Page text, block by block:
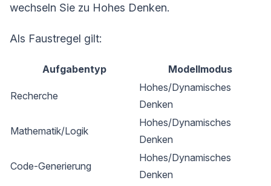
wechseln Sie zu Hohes Denken.
Als Faustregel gilt:
Aufgabentyp Modellmodus
Recherche
Hohes/Dynamisches
Denken
Mathematik/Logik
Hohes/Dynamisches
Denken
Code-Generierung
Hohes/Dynamisches
Denken